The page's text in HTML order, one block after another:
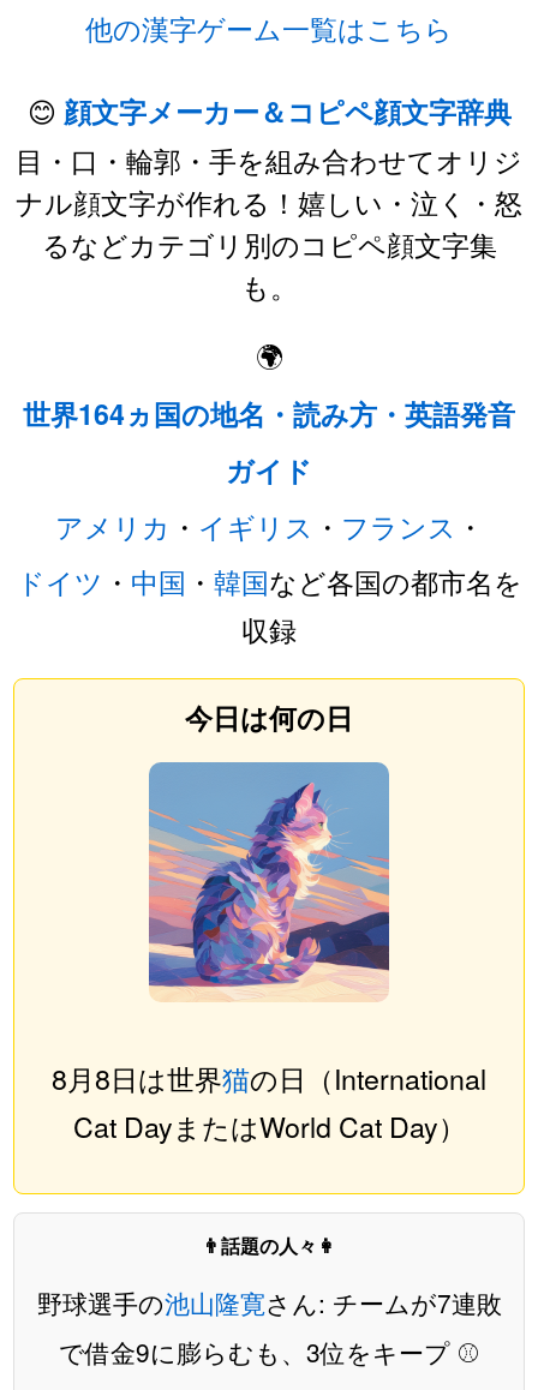
他の漢字ゲーム一覧はこちら
😊 顔文字メーカー＆コピペ顔文字辞典
目・口・輪郭・手を組み合わせてオリジ
ナル顔文字が作れる！嬉しい・泣く・怒
るなどカテゴリ別のコピペ顔文字集
も。
🌍
世界164ヵ国の地名・読み方・英語発音
ガイド
アメリカ ・ イギリス ・ フランス ・
ドイツ ・ 中国 ・ 韓国など各国の都市名を
収録
今日は何の日
8月8日は世界猫の日（International
Cat DayまたはWorld Cat Day）
👨話題の人々👩
野球選手の池山隆寛さん: チームが7連敗
で借金9に膨らむも、3位をキープ ⚾️